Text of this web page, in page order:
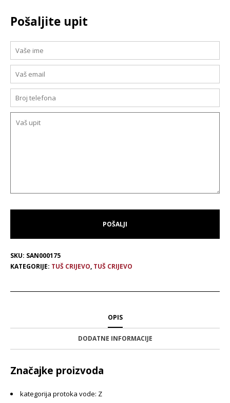
Pošaljite upit
SKU: SAN000175
KATEGORIJE: TUŠ CRIJEVO, TUŠ CRIJEVO
OPIS
DODATNE INFORMACIJE
Značajke proizvoda
kategorija protoka vode: Z